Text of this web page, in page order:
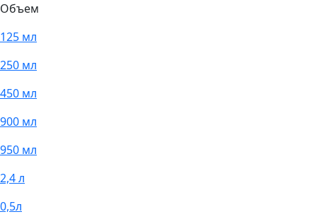
Объем
125 мл
250 мл
450 мл
900 мл
950 мл
2,4 л
0,5л